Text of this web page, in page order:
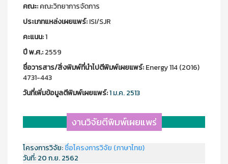
คณะ:คณะวิทยาการจัดการ
ประเภทแหล่งเผยแพร์:ISI/SJR
คะแนน:1
ปี พ.ศ.:2559
ชื่อวารสาร/สิ่งพิมพ์ที่นำไปตีพิมพ์เผยแพร์:Energy 114 (2016)
4731-443
วันที่เพิ่มข้อมูลตีพิมพ์เผยแพร์:1 ม.ค. 2513
งานวิจัยตีพิมพ์เผยแพร่
โครงการวิจัย:ชื่อโครงการวิจัย (ภาษาไทย)
วันที่:20 ก.ย. 2562